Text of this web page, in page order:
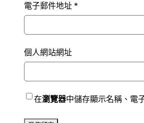
電子郵件地址 *
個人網站網址
在瀏覽器中儲存顯示名稱、電